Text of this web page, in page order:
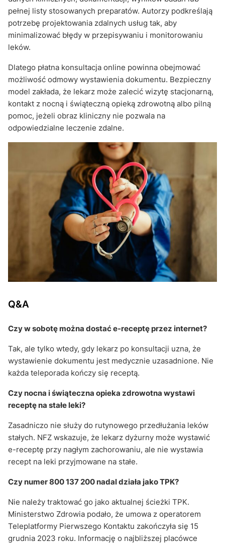
pełnej listy stosowanych preparatów. Autorzy podkreślają
potrzebę projektowania zdalnych usług tak, aby
minimalizować błędy w przepisywaniu i monitorowaniu
leków.
Dlatego płatna konsultacja online powinna obejmować
możliwość odmowy wystawienia dokumentu. Bezpieczny
model zakłada, że lekarz może zalecić wizytę stacjonarną,
kontakt z nocną i świąteczną opieką zdrowotną albo pilną
pomoc, jeżeli obraz kliniczny nie pozwala na
odpowiedzialne leczenie zdalne.
Q&A
Czy w sobotę można dostać e-receptę przez internet?
Tak, ale tylko wtedy, gdy lekarz po konsultacji uzna, że
wystawienie dokumentu jest medycznie uzasadnione. Nie
każda teleporada kończy się receptą.
Czy nocna i świąteczna opieka zdrowotna wystawi
receptę na stałe leki?
Zasadniczo nie służy do rutynowego przedłużania leków
stałych. NFZ wskazuje, że lekarz dyżurny może wystawić
e-receptę przy nagłym zachorowaniu, ale nie wystawia
recept na leki przyjmowane na stałe.
Czy numer 800 137 200 nadal działa jako TPK?
Nie należy traktować go jako aktualnej ścieżki TPK.
Ministerstwo Zdrowia podało, że umowa z operatorem
Teleplatformy Pierwszego Kontaktu zakończyła się 15
grudnia 2023 roku. Informację o najbliższej placówce